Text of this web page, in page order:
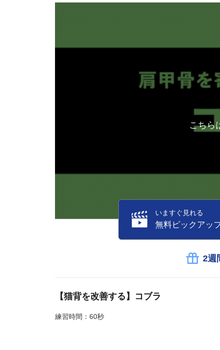
こちら
いますぐ見れる
無料ピックアッ
2週
【猫背を改善する】コブラ
練習時間：60秒